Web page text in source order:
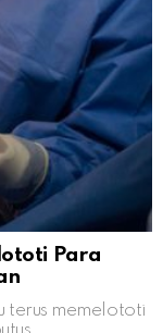
Para
terus memelototi